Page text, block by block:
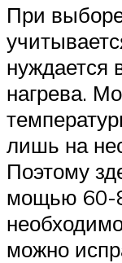
При
нуждается
нагрева.
лишь на
Поэтому
мощью 60-
можно